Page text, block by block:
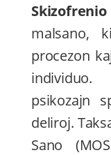
Skizofrenio
malsano,
procezon
psikozajn
deliroj.
Sano